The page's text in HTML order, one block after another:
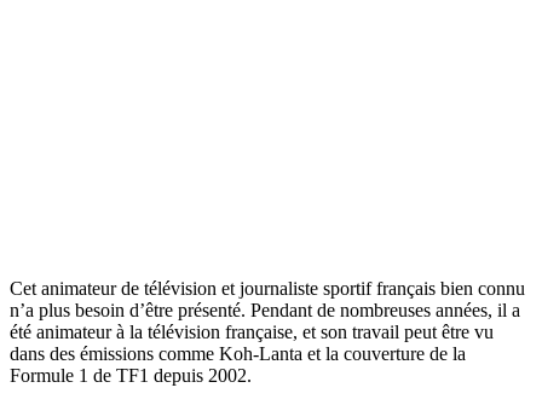
Cet animateur de télévision et journaliste sportif français bien connu
n’a plus besoin d’être présenté. Pendant de nombreuses années, il a
été animateur à la télévision française, et son travail peut être vu
dans des émissions comme Koh-Lanta et la couverture de la
Formule 1 de TF1 depuis 2002.